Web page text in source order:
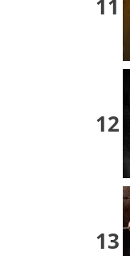
11
12
13